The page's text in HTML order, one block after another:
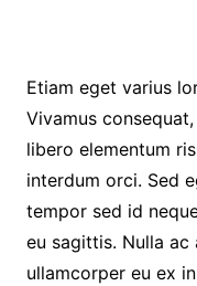
Etiam eget varius
Vivamus
libero elementum
interdum orci. Sed
tempor sed id
eu sagittis. Nulla ac
ullamcorper eu ex